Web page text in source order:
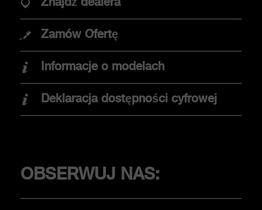
OPCJE ZAKUPU
Promocje
Znajdź dealera
Jazda testowa
Serwis i akcesoria
Znajdź dealera
Zamów Ofertę
Informacje o modelach
Deklaracja dostępności cyfrowej
OBSERWUJ NAS: